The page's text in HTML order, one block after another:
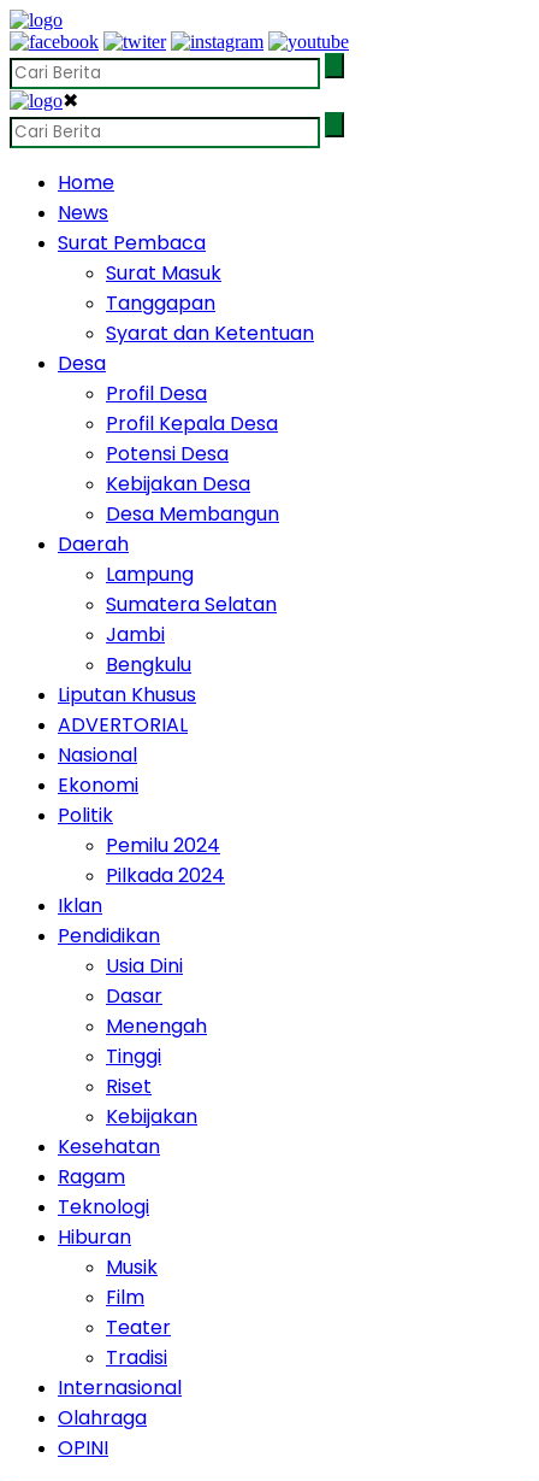
✖
Home
News
Surat Pembaca
Surat Masuk
Tanggapan
Syarat dan Ketentuan
Desa
Profil Desa
Profil Kepala Desa
Potensi Desa
Kebijakan Desa
Desa Membangun
Daerah
Lampung
Sumatera Selatan
Jambi
Bengkulu
Liputan Khusus
ADVERTORIAL
Nasional
Ekonomi
Politik
Pemilu 2024
Pilkada 2024
Iklan
Pendidikan
Usia Dini
Dasar
Menengah
Tinggi
Riset
Kebijakan
Kesehatan
Ragam
Teknologi
Hiburan
Musik
Film
Teater
Tradisi
Internasional
Olahraga
OPINI